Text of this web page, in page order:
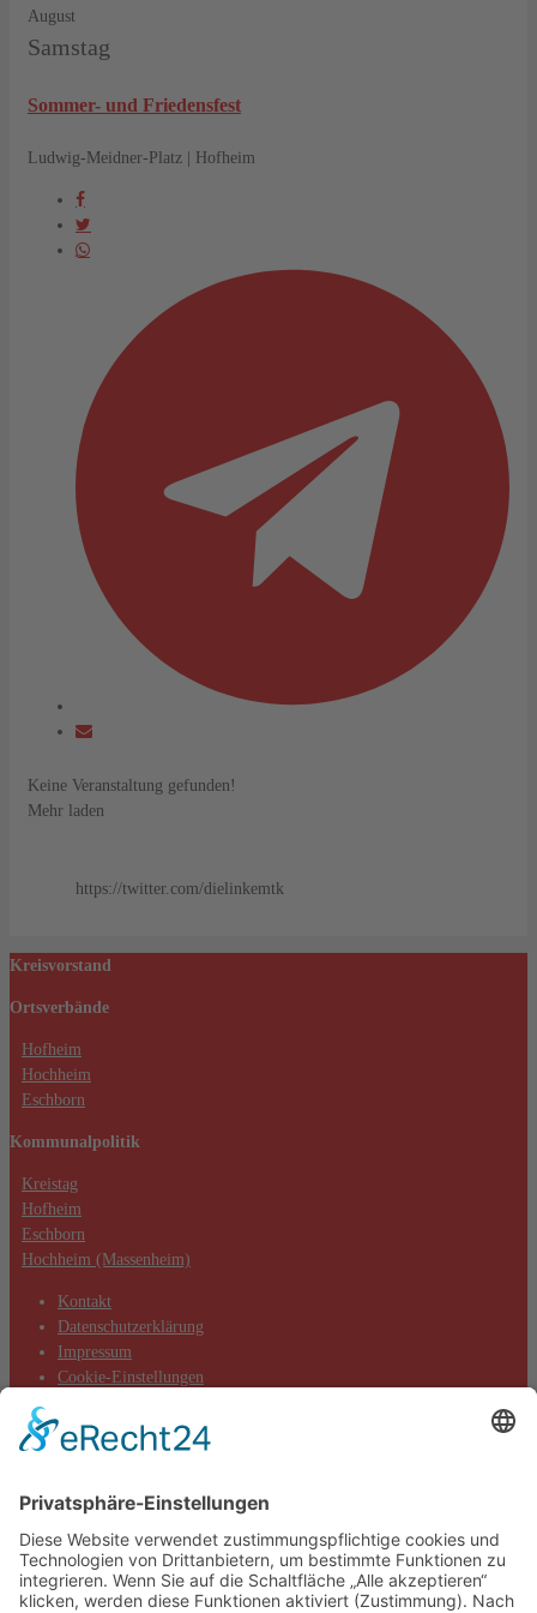
August
Samstag
Sommer- und Friedensfest
Ludwig-Meidner-Platz | Hofheim
Keine Veranstaltung gefunden!
Mehr laden
https://twitter.com/dielinkemtk
Kreisvorstand
Ortsverbände
Hofheim
Hochheim
Eschborn
Kommunalpolitik
Kreistag
Hofheim
Eschborn
Hochheim (Massenheim)
Kontakt
Datenschutzerklärung
Impressum
Cookie-Einstellungen
Aktuelles
Aktionen
Termine